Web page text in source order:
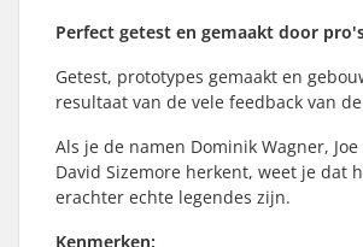
Perfect getest en gemaakt door
Getest, prototypes gemaakt en
resultaat van de vele feedback van
Als je de namen Dominik Wagner,
David Sizemore herkent, weet je dat
erachter echte legendes zijn.
Kenmerken: